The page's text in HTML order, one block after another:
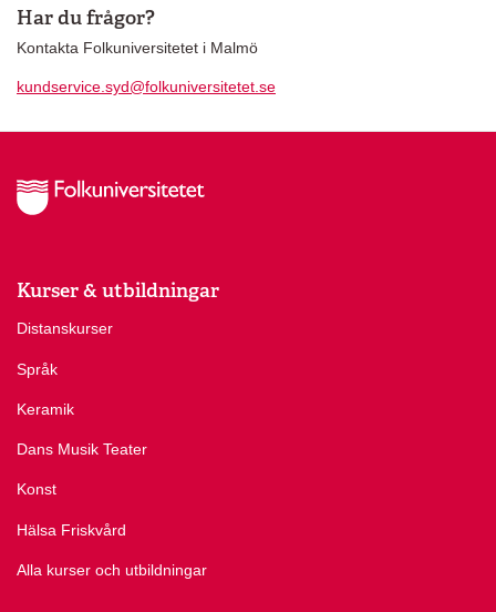
Har du frågor?
Kontakta Folkuniversitetet i Malmö
kundservice.syd@folkuniversitetet.se
Kurser & utbildningar
Distanskurser
Språk
Keramik
Dans Musik Teater
Konst
Hälsa Friskvård
Alla kurser och utbildningar